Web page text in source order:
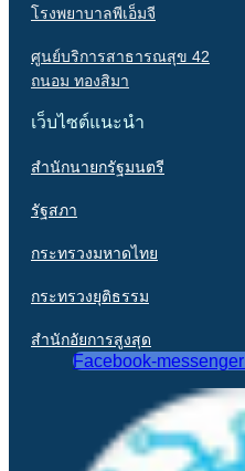
โรงพยาบาลพีเอ็มจี
ศูนย์บริการสาธารณสุข 42
ถนอม ทองสิมา
เว็บไซต์แนะนำ
สำนักนายกรัฐมนตรี
รัฐสภา
กระทรวงมหาดไทย
กระทรวงยุติธรรม
สำนักอัยการสูงสุด
Facebook-messenger